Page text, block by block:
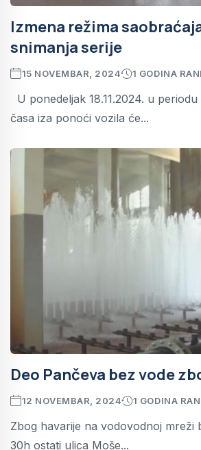
Izmena režima
snimanja serije
15 NOVEMBAR, 2024 1 GODINA
U ponedeljak 18.11.2024. u
časa iza ponoći vozila će...
Deo Pančeva bez vode
12 NOVEMBAR, 2024 1 GODINA
Zbog havarije na vodovodnoj mreži
30h ostati ulica Moše...